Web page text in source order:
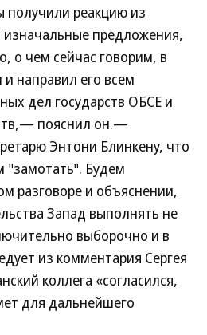
реакцию из
предложения,
о чем сейчас говорим, в
направил его всем
дел государств ОБСЕ и
пояснил он.—
Энтони Блинкену, что
"замотать". Будем
разговоре и объяснении,
Запад выполнять не
выборочно и в
из комментария Сергея
коллега «согласился,
для дальнейшего